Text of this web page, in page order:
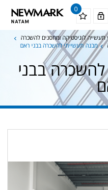
0
תעשייה לוגיסטיקה ומחסנים להשכרה
מבנה תעשייתי להשכרה בבני ראם
בבני